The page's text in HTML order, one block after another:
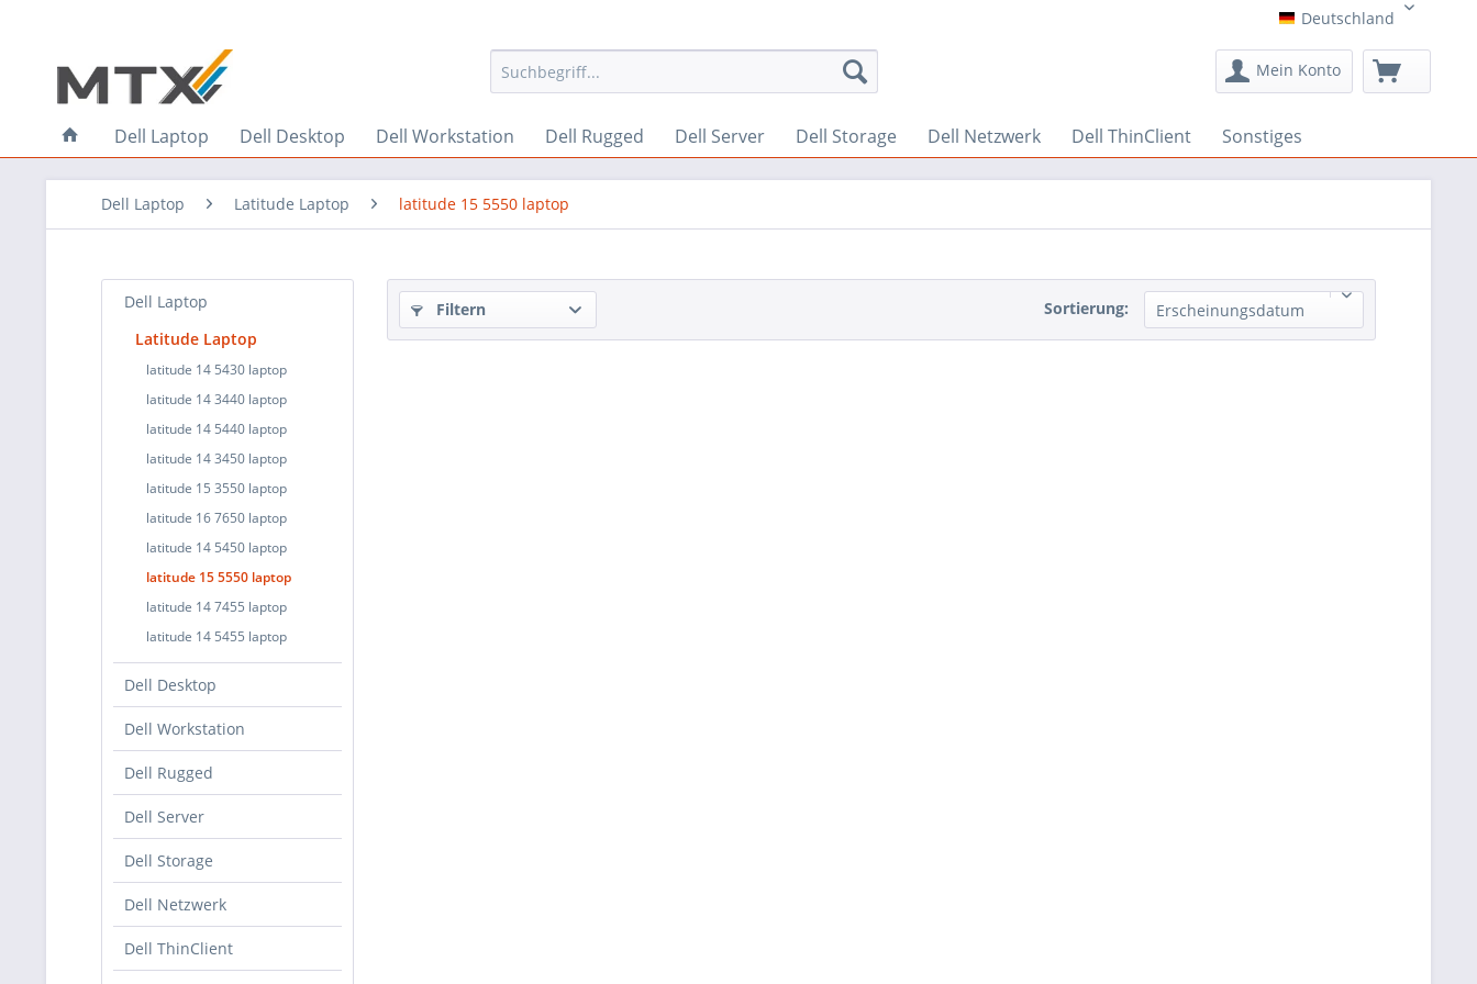
Deutschland
Deutschland
Mein Konto
Dell Laptop Dell Desktop Dell Workstation Dell Rugged Dell Server Dell Storage Dell Netzwerk Dell ThinClient Sonstiges
Dell Laptop Latitude Laptop latitude 15 5550 laptop
Dell Laptop
Latitude Laptop
latitude 14 5430 laptop
latitude 14 3440 laptop
latitude 14 5440 laptop
latitude 14 3450 laptop
latitude 15 3550 laptop
latitude 16 7650 laptop
latitude 14 5450 laptop
latitude 15 5550 laptop
latitude 14 7455 laptop
latitude 14 5455 laptop
Dell Desktop
Dell Workstation
Dell Rugged
Dell Server
Dell Storage
Dell Netzwerk
Dell ThinClient
Filtern Sortierung: Erscheinungsdatum